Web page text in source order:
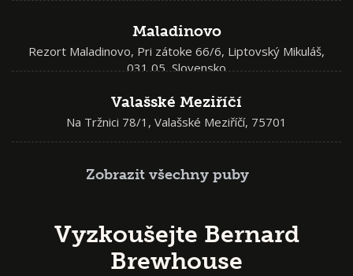
Zobrazit všechny puby
Maladinovo
Rezort Maladinovo, Pri zátoke 66/6, Liptovský Mikuláš,
031 05, Slovensko
Valašské Meziříčí
Na Tržnici 78/1, Valašské Meziříčí, 75701
Vyzkoušejte Bernard
Brewhouse